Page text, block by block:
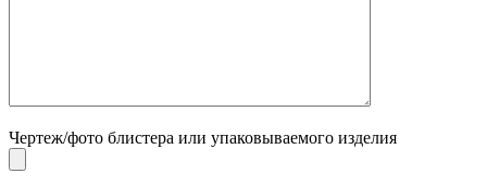
Чертеж/фото блистера или упаковываемого изделия